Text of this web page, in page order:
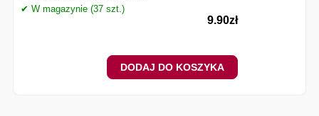
✔ W magazynie (37 szt.)
9.90zł
DODAJ DO KOSZYKA